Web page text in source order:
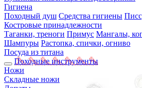
Гигиена
Походный душ Средства гигиены
Костровые принадлежности
Таганки, треноги Примус Мангалы,
Шампуры Растопка, спички, огниво
Посуда из титана
Походные инструменты
Ножи
Складные ножи